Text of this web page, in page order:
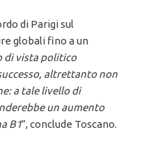
di Parigi sul
globali fino a un
di vista politico
altrettanto non
a tale livello di
un aumento
B1”, conclude Toscano.